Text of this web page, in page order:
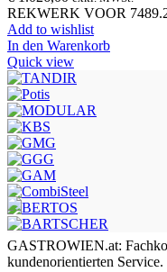
REKWERK VOOR
Add to wishlist
In den Warenkorb
Quick view
GASTROWIEN.at:
kundenorientierten Service.